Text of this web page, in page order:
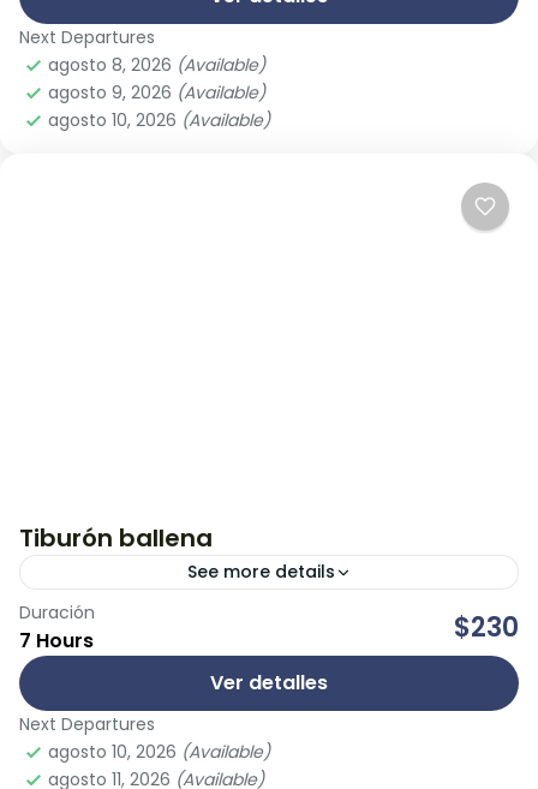
Next Departures
agosto 8, 2026 (Available)
agosto 9, 2026 (Available)
agosto 10, 2026 (Available)
Tiburón ballena
See more details
Este es un tour único en el mundo ya que, cerca de
Isla Contoy podemos encontrar la mayor
concentración de Tiburón ballena en el mundo...
Cancún
Duración
7 Hours $230
Ver detalles
Next Departures
agosto 10, 2026 (Available)
agosto 11, 2026 (Available)